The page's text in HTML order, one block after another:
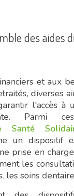
des aides
et aux
diverses
l'accès à
Parmi
Santé
un dispositif
prise en
les
les soins